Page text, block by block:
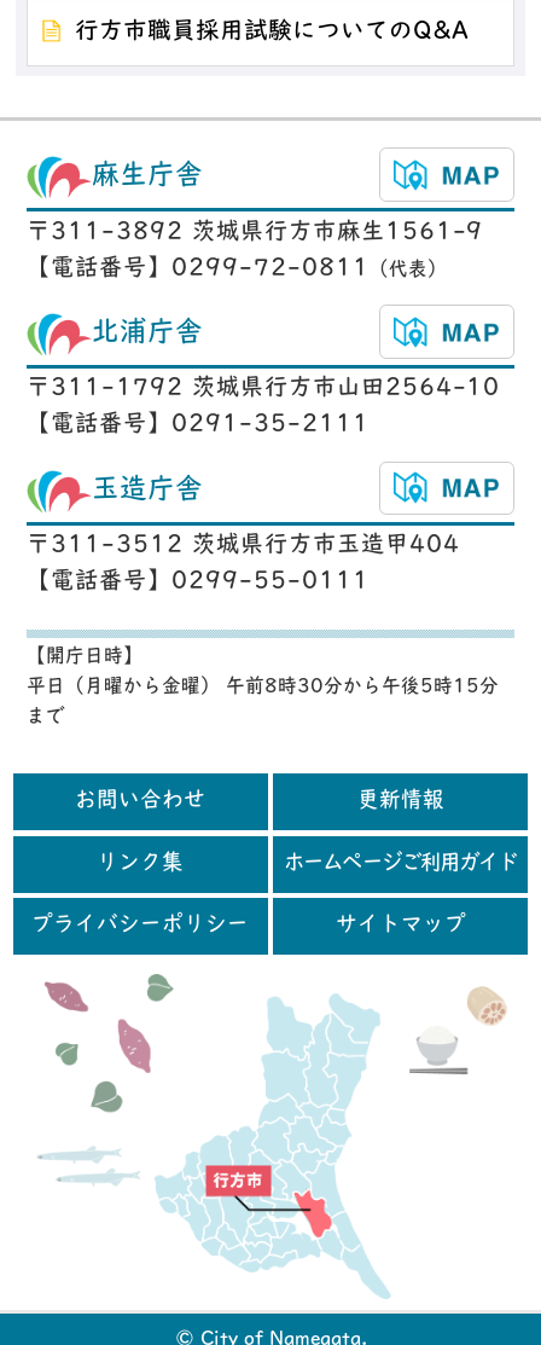
行方市職員採用試験についてのQ&A
麻生庁舎
〒311-3892 茨城県行方市麻生1561-9
【電話番号】0299-72-0811
（代表）
北浦庁舎
〒311-1792 茨城県行方市山田2564-10
【電話番号】0291-35-2111
玉造庁舎
〒311-3512 茨城県行方市玉造甲404
【電話番号】0299-55-0111
【開庁日時】
平日（月曜から金曜） 午前8時30分から午後5時15分
まで
お問い合わせ 更新情報
リンク集 ホームページご利用ガイド
プライバシーポリシー サイトマップ
© City of Namegata.